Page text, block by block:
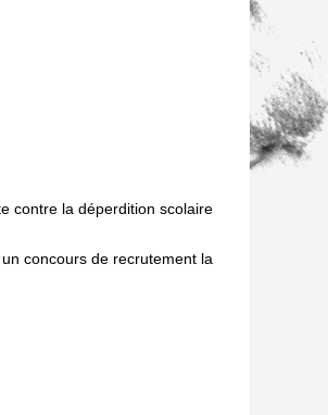
contre la déperdition scolaire
concours de recrutement la